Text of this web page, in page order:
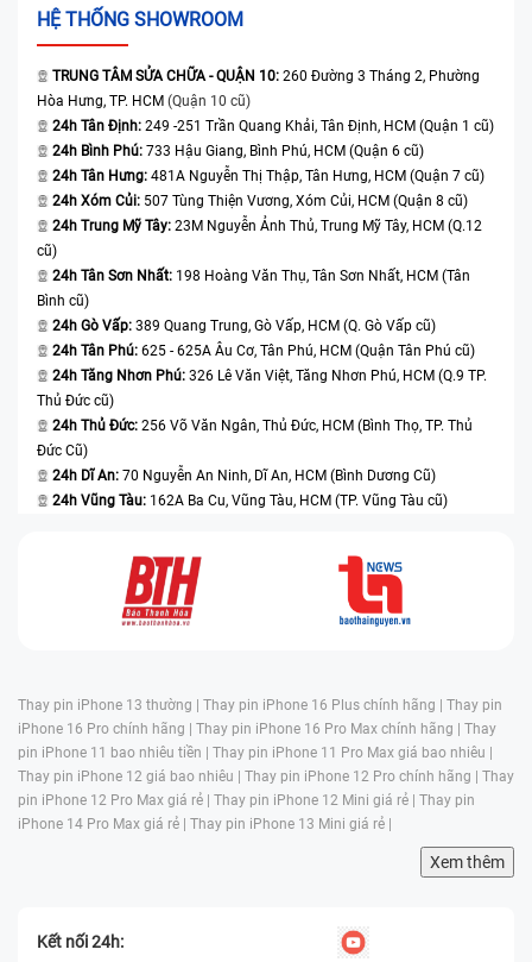
HỆ THỐNG SHOWROOM
TRUNG TÂM SỬA CHỮA - QUẬN 10: 260 Đường 3 Tháng 2, Phường
Hòa Hưng, TP. HCM (Quận 10 cũ)
24h Tân Định: 249 -251 Trần Quang Khải, Tân Định, HCM (Quận 1 cũ)
24h Bình Phú: 733 Hậu Giang, Bình Phú, HCM (Quận 6 cũ)
24h Tân Hưng: 481A Nguyễn Thị Thập, Tân Hưng, HCM (Quận 7 cũ)
24h Xóm Củi: 507 Tùng Thiện Vương, Xóm Củi, HCM (Quận 8 cũ)
24h Trung Mỹ Tây: 23M Nguyễn Ảnh Thủ, Trung Mỹ Tây, HCM (Q.12
cũ)
24h Tân Sơn Nhất: 198 Hoàng Văn Thụ, Tân Sơn Nhất, HCM (Tân
Bình cũ)
24h Gò Vấp: 389 Quang Trung, Gò Vấp, HCM (Q. Gò Vấp cũ)
24h Tân Phú: 625 - 625A Âu Cơ, Tân Phú, HCM (Quận Tân Phú cũ)
24h Tăng Nhơn Phú: 326 Lê Văn Việt, Tăng Nhơn Phú, HCM (Q.9 TP.
Thủ Đức cũ)
24h Thủ Đức: 256 Võ Văn Ngân, Thủ Đức, HCM (Bình Thọ, TP. Thủ
Đức Cũ)
24h Dĩ An: 70 Nguyễn An Ninh, Dĩ An, HCM (Bình Dương Cũ)
24h Vũng Tàu: 162A Ba Cu, Vũng Tàu, HCM (TP. Vũng Tàu cũ)
Thay pin iPhone 13 thường | Thay pin iPhone 16 Plus chính hãng | Thay pin
iPhone 16 Pro chính hãng | Thay pin iPhone 16 Pro Max chính hãng | Thay
pin iPhone 11 bao nhiêu tiền | Thay pin iPhone 11 Pro Max giá bao nhiêu |
Thay pin iPhone 12 giá bao nhiêu | Thay pin iPhone 12 Pro chính hãng | Thay
pin iPhone 12 Pro Max giá rẻ | Thay pin iPhone 12 Mini giá rẻ | Thay pin
iPhone 14 Pro Max giá rẻ | Thay pin iPhone 13 Mini giá rẻ |
Xem thêm
Kết nối 24h: